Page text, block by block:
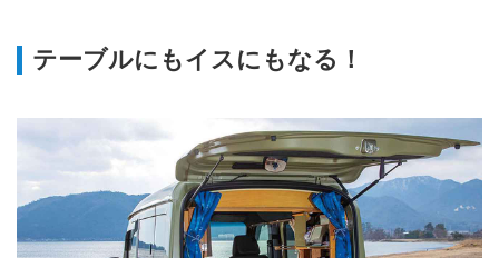
テーブルにもイスにもなる！